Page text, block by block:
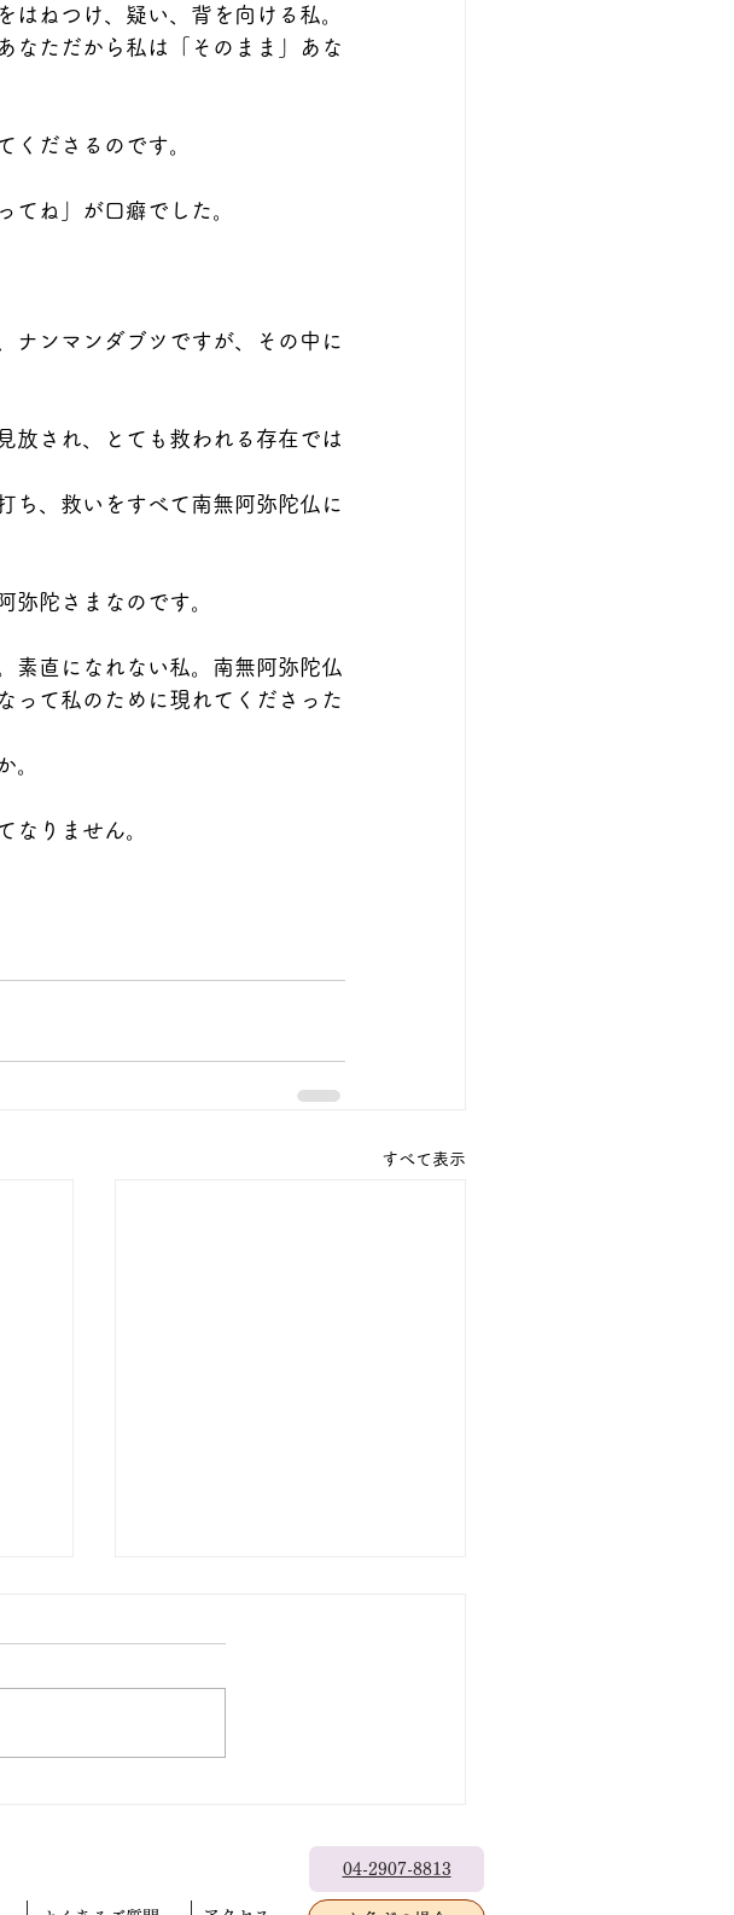
はねつけ、疑い、背を向ける私。
なただから私は「そのまま」あな
くださるのです。
てね」が口癖でした。
ナンマンダブツですが、その中に
放され、とても救われる存在では
ち、救いをすべて南無阿弥陀仏に
弥陀さまなのです。
素直になれない私。南無阿弥陀仏
って私のために現れてくださった
。
なりません。
すべて表示
04-2907-8813